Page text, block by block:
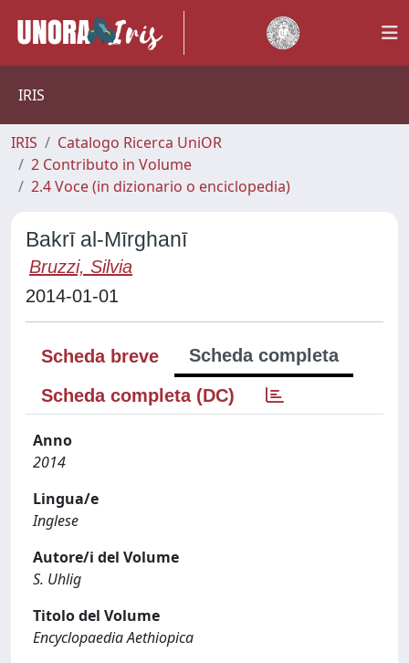
IRIS
IRIS
Catalogo Ricerca UniOR
2 Contributo in Volume
2.4 Voce (in dizionario o enciclopedia)
Bakrī al-Mīrghanī
Bruzzi, Silvia
2014-01-01
Scheda breve
Scheda completa
Scheda completa (DC)
Anno
2014
Lingua/e
Inglese
Autore/i del Volume
S. Uhlig
Titolo del Volume
Encyclopaedia Aethiopica